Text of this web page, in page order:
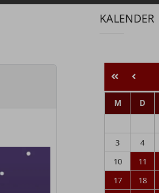
KALENDER
M D
3
4
10
11
17
18